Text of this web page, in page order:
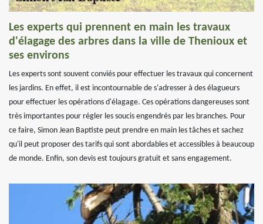
Les experts qui prennent en main les travaux
d'élagage des arbres dans la ville de Thenioux et
ses environs
Les experts sont souvent conviés pour effectuer les travaux qui concernent
les jardins. En effet, il est incontournable de s'adresser à des élagueurs
pour effectuer les opérations d'élagage. Ces opérations dangereuses sont
très importantes pour régler les soucis engendrés par les branches. Pour
ce faire, Simon Jean Baptiste peut prendre en main les tâches et sachez
qu'il peut proposer des tarifs qui sont abordables et accessibles à beaucoup
de monde. Enfin, son devis est toujours gratuit et sans engagement.